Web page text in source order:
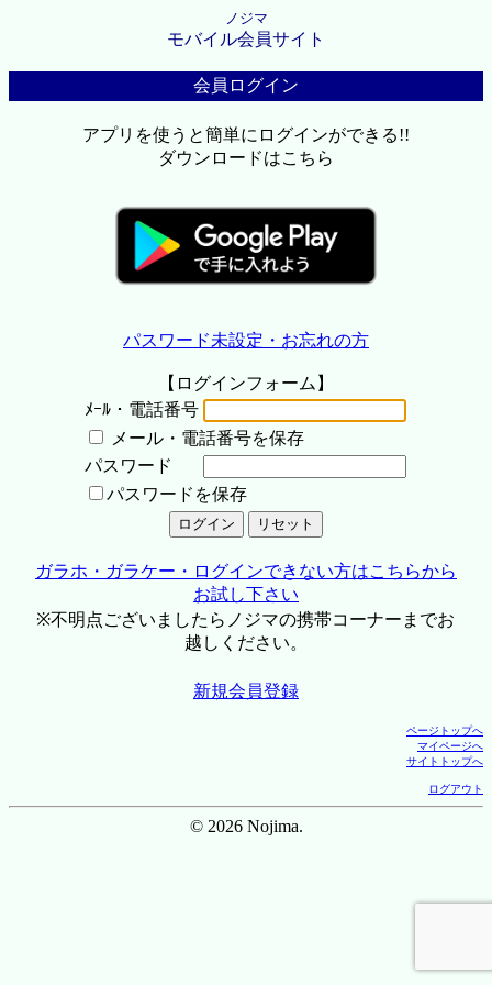
ノジマ
モバイル会員サイト
会員ログイン
アプリを使うと簡単にログインができる!!
ダウンロードはこちら
パスワード未設定・お忘れの方
【ログインフォーム】
ﾒｰﾙ・電話番号
メール・電話番号を保存
パスワード
パスワードを保存
ガラホ・ガラケー・ログインできない方はこちらから
お試し下さい
※不明点ございましたらノジマの携帯コーナーまでお
越しください。
新規会員登録
ページトップへ
マイページへ
サイトトップへ
ログアウト
© 2026 Nojima.